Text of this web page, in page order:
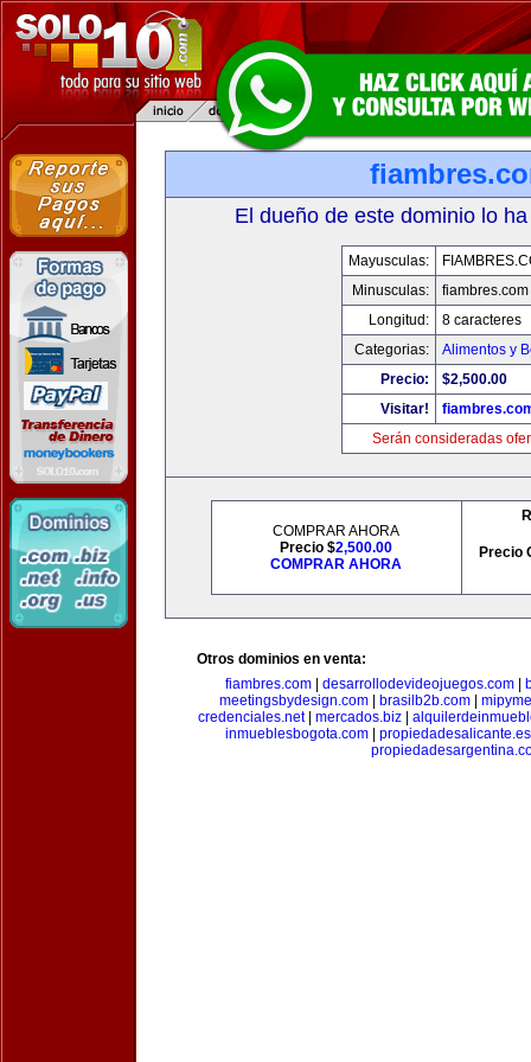
El dueño de este dominio lo
Mayusculas:
Minusculas:
fiambres.com
Longitud:
8 caracteres
Categorias:
Alimentos y
Precio:
$2,500.00
Visitar!
Serán consideradas
COMPRAR AHORA
Precio $2,500.00
COMPRAR AHORA
Precio
Otros dominios en venta:
fiambres.com| desarrollodevideojuegos.com|
meetingsbydesign.com
brasilb2b.com
credenciales.net| mercados.biz
inmueblesbogota.com| propiedadesalicante.es